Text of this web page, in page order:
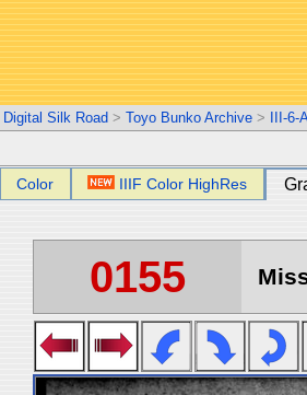
Digital Silk Road > Toyo Bunko Archive > III-6-
Color IIIF Color HighRes
0155